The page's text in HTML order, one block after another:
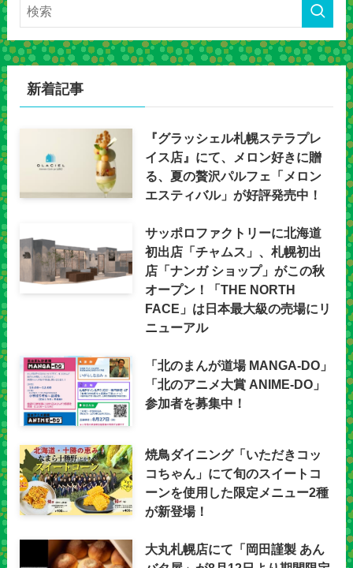
新着記事
『グラッシェル札幌ステラプレ
イス店』にて、メロン好きに贈
る、夏の贅沢パルフェ「メロン
エスティバル」が好評発売中！
サッポロファクトリーに北海道
初出店「チャムス」、札幌初出
店「ナンガ ショップ」がこの秋
オープン！「THE NORTH
FACE」は日本最大級の売場にリ
ニューアル
「北のまんが道場 MANGA-DO」
「北のアニメ大賞 ANIME-DO」
参加者を募集中！
焼鳥ダイニング「いただきコッ
コちゃん」にて旬のスイートコ
ーンを使用した限定メニュー2種
が新登場！
大丸札幌店にて「岡田謹製 あん